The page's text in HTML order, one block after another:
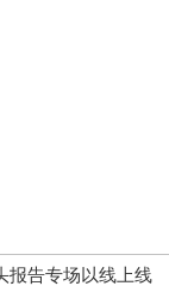
告专场以线上线